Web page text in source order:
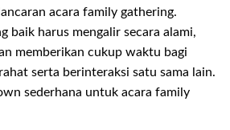
acara family gathering.
baik harus mengalir secara alami,
memberikan cukup waktu bagi
serta berinteraksi satu sama lain.
sederhana untuk acara family